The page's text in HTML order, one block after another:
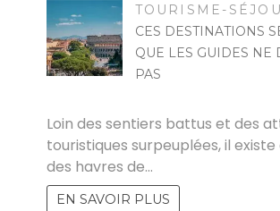
TOURISME-
CES DESTINATIONS
QUE LES GUIDES NE
PAS
Loin des sentiers battus et des
touristiques surpeuplées, il
des havres de…
EN SAVOIR PLUS